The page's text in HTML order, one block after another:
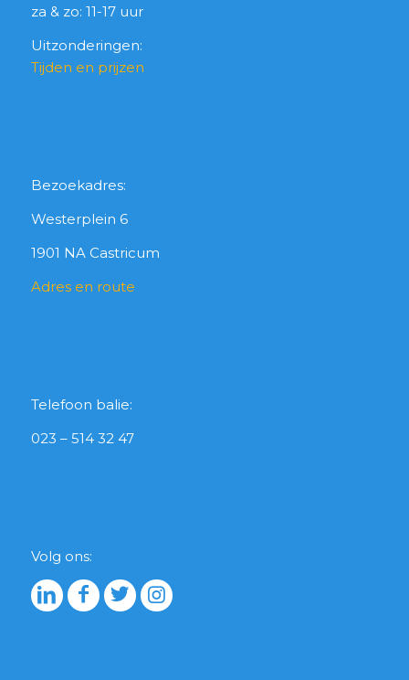
za & zo: 11-17 uur
Uitzonderingen:
Tijden en prijzen
Bezoekadres:
Westerplein 6
1901 NA Castricum
Adres en route
Telefoon balie:
023 – 514 32 47
Volg ons: